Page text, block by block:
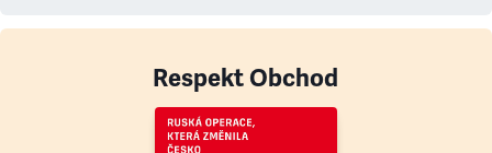
Respekt Obchod